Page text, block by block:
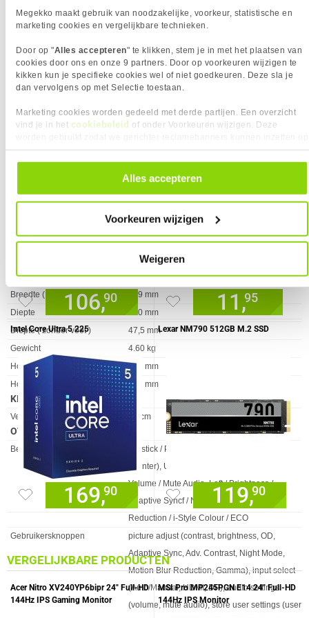
Megekko maakt gebruik van noodzakelijke, voorkeur, statistische en
marketing cookies en vergelijkbare technieken.
Door op "Alles accepteren" te klikken, stem je in met het plaatsen van
cookies door ons en onze 9 partners. Door op voorkeuren wijzigen te
kikken kun je specifieke cookies wel of niet goedkeuren. Deze sla je
dan vervolgens op met Selectie toestaan.
Marketing cookies worden gedeeld met derde partijen. Een overzicht
vind je in het cookiebeleid of onder Voorkeuren wijzigen. Deze
andere websites. In onze cookievoorkeuren vind je een overzicht van
alle cookies. Je kunt je gegeven toestemming altijd intrekken, dit doe je
door in de footer van onze website te klikken op ‘Cookievoorkeuren’
Alles accepteren
Voorkeuren wijzigen
Weigeren
(HDR)
Energie-efficiëntieschaal
A tot G
1000 uur
12 kWu
Stroomverbruik (in standby)
0,5 W
INHOUD VAN DE VERPAKKING
Verpakkingsinhoud
quick start guide, safety guide
Eigenschap Waarde
Breedte
539 mm
Breedte ( zonder voet )
539 mm
Diepte
390 mm
Diepte ( zonder voet )
47,5 mm
Gewicht
4.60 kg
Hoogte
501 mm
Hoogte (zonder voet )
351 mm
KENMERKEN
Eigenschap Waarde
Verstelbare hoogte (max) 15 cm
OVERIGE SPECIFICATIES
Eigenschap
Bedieningspaneel
Joystick / Power Button: Power / Menu
(Center), Up / Input Select, Down, Right /
Volume / Mute Audio, Left / Brightness /
Adaptive Syncf / Night Mode / Motion Blur
Reduction / i-Style Colour / ECO
Gebruikersknoppen
picture adjust (contrast, brightness, OD,
Adaptive Sync, Adv. Contrast, Night Mode,
Motion Blur Reduction, Gamma), input select
(Auto/Manual, HDMI, DP), audio settings
(volume, mute audio), store user settings (user
VAAK SAMEN GEKOCHT MET
106,90
Zwart
11,95
Intel Core Ultra 5 225
169,90
Lexar NM790 512GB M.2 SSD
119,90
VERGELIJKBARE PRODUCTEN
Acer Nitro XV240YP6bipr 24" Full-HD
144Hz IPS Gaming Monitor
MSI Pro MP245PGN E14 24" Full-HD
144Hz IPS Monitor